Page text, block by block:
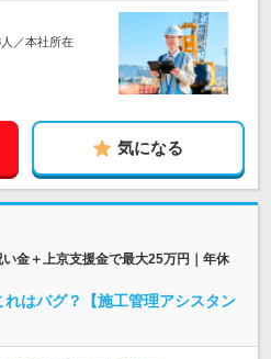
／本社所在
気になる
金＋上京支援金で最大25万円｜年休
はバグ？【施工管理アシスタン